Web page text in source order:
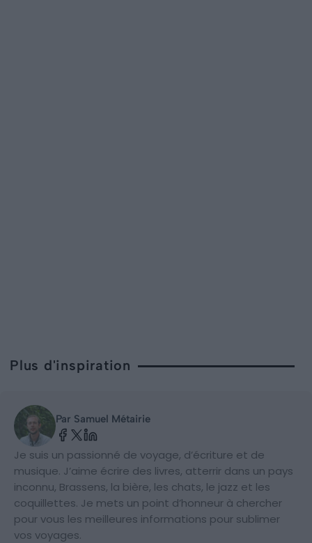
Plus d'inspiration
Par Samuel Métairie
Je suis un passionné de voyage, d’écriture et de
musique. J’aime écrire des livres, atterrir dans un pays
inconnu, Brassens, la bière, les chats, le jazz et les
coquillettes. Je mets un point d’honneur à chercher
pour vous les meilleures informations pour sublimer
vos voyages.